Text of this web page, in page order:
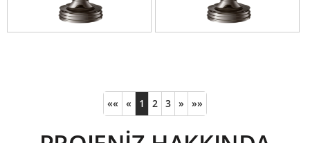
«« « 1 2 3 » »»